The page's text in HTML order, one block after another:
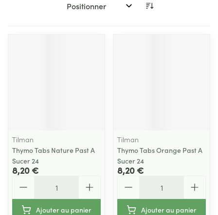
Trier par:
Tilman
Thymo Tabs Nature Past A
Sucer 24
8,20 €
Ajouter au panier
Tilman
Thymo Tabs Orange Past A
Sucer 24
8,20 €
Ajouter au panier